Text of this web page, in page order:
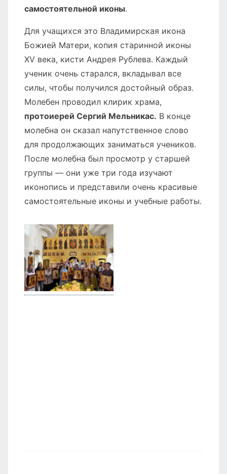
самостоятельной иконы.
Для учащихся это Владимирская икона
Божией Матери, копия старинной иконы
XV века, кисти Андрея Рублева. Каждый
ученик очень старался, вкладывал все
силы, чтобы получился достойный образ.
Молебен проводил клирик храма,
протоиерей Сергий Мельникас. В конце
молебна он сказал напутственное слово
для продолжающих заниматься учеников.
После молебна был просмотр у старшей
группы — они уже три года изучают
иконопись и представили очень красивые
самостоятельные иконы и учебные работы.